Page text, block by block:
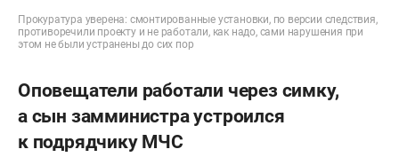
Прокуратура уверена: смонтированные установки, по версии следствия,
противоречили проекту и не работали, как надо, сами нарушения при
этом не были устранены до сих пор
Оповещатели работали через симку,
а сын замминистра устроился
к подрядчику МЧС